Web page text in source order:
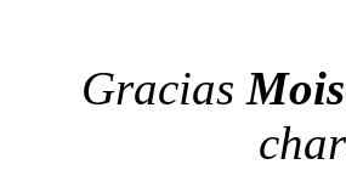
Gracias